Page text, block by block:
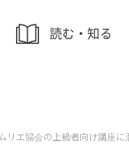
読む・知る
リエ協会の上級者向け講座に